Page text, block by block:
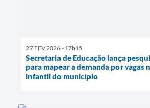
27 FEV 2026 - 17h15
Secretaria de Educação lança
para mapear a demanda por vagas
infantil do município